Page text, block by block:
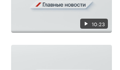
10:23